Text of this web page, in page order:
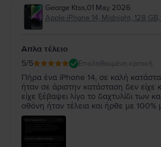
πάντα στη διάθεσή σας!
George Ktss,01 May 2026
Apple iPhone 14, Midnight, 128
Απλα τέλειο
5/5 Επαληθευμένη κριτική
Πήρα ένα iPhone 14, σε καλή
ήταν σε άριστην κατάσταση δεν είχε
είχε ξέβαψει λίγο το δαχτυλίδι των
οθόνη ήταν τέλεια και ήρθε με 100%